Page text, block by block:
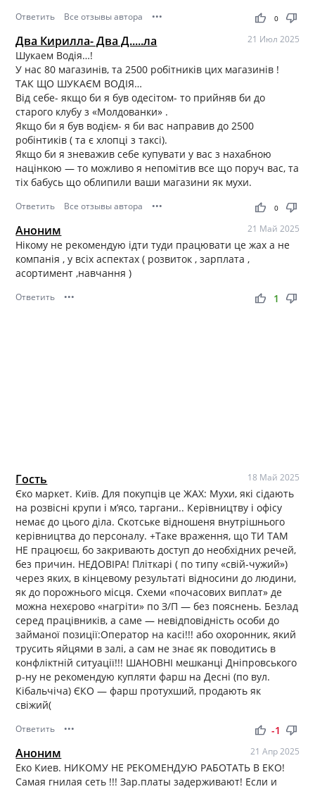
Ответить Все отзывы автора ••• thumb_up thumb_down
0
Два Кирилла- Два Д.....ла 21 Июл 2025
Шукаем Водія…!
У нас 80 магазинів, та 2500 робітників цих магазинів !
ТАК ЩО ШУКАЄМ ВОДІЯ…
Від себе- якщо би я був одесітом- то прийняв би до
старого клубу з «Молдованки» .
Якщо би я був водієм- я би вас направив до 2500
робінтиків ( та є хлопці з таксі).
Якщо би я зневажив себе купувати у вас з нахабною
націнкою — то можливо я непомітив все що поруч вас, та
тіх бабусь що облипили ваши магазини як мухи.
Ответить Все отзывы автора ••• thumb_up thumb_down
0
Аноним 21 Май 2025
Нікому не рекомендую ідти туди працювати це жах а не
компанія , у всіх аспектах ( розвиток , зарплата ,
асортимент ,навчання )
Ответить ••• thumb_up thumb_down
1
Гость 18 Май 2025
Єко маркет. Київ. Для покупців це ЖАХ: Мухи, які сідають
на розвісні крупи і м’ясо, таргани.. Керівництву і офісу
немає до цього діла. Скотське відношеня внутрішнього
керівництва до персоналу. +Таке враження, що ТИ ТАМ
НЕ працюєш, бо закривають доступ до необхідних речей,
без причин. НЕДОВІРА! Пліткарі ( по типу «свій-чужий»)
через яких, в кінцевому результаті відносини до людини,
як до порожнього місця. Схеми «почасових виплат» де
можна нехєрово «нагріти» по З/П — без пояснень. Безлад
серед працівників, а саме — невідповідність особи до
займаної позиції:Оператор на касі!!! або охоронник, який
трусить яйцями в залі, а сам не знає як поводитись в
конфліктній ситуації!!! ШАНОВНІ мешканці Дніпровського
р-ну не рекомендую купляти фарш на Десні (по вул.
Кібальчіча) ЄКО — фарш протухший, продають як
свіжий(
Ответить ••• thumb_up thumb_down
-1
Аноним 21 Апр 2025
Еко Киев. НИКОМУ НЕ РЕКОМЕНДУЮ РАБОТАТЬ В ЕКО!
Самая гнилая сеть !!! Зар.платы задерживают! Если и